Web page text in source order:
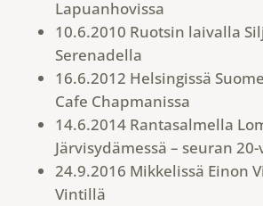
Lapuanhovissa
10.6.2010 Ruotsin laivalla
Serenadella
16.6.2012 Helsingissä
Cafe Chapmanissa
14.6.2014 Rantasalmella
Järvisydämessä – seuran
24.9.2016 Mikkelissä Einon
Vintillä